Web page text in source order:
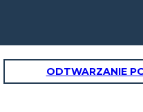
ODTWARZANIE